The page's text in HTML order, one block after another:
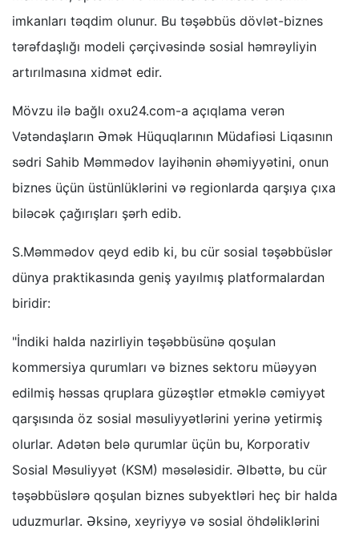
imkanları təqdim olunur. Bu təşəbbüs dövlət-biznes
tərəfdaşlığı modeli çərçivəsində sosial həmrəyliyin
artırılmasına xidmət edir.
Mövzu ilə bağlı oxu24.com-a açıqlama verən
Vətəndaşların Əmək Hüquqlarının Müdafiəsi Liqasının
sədri Sahib Məmmədov layihənin əhəmiyyətini, onun
biznes üçün üstünlüklərini və regionlarda qarşıya çıxa
biləcək çağırışları şərh edib.
S.Məmmədov qeyd edib ki, bu cür sosial təşəbbüslər
dünya praktikasında geniş yayılmış platformalardan
biridir:
"İndiki halda nazirliyin təşəbbüsünə qoşulan
kommersiya qurumları və biznes sektoru müəyyən
edilmiş həssas qruplara güzəştlər etməklə cəmiyyət
qarşısında öz sosial məsuliyyətlərini yerinə yetirmiş
olurlar. Adətən belə qurumlar üçün bu, Korporativ
Sosial Məsuliyyət (KSM) məsələsidir. Əlbəttə, bu cür
təşəbbüslərə qoşulan biznes subyektləri heç bir halda
uduzmurlar. Əksinə, xeyriyyə və sosial öhdəliklərini